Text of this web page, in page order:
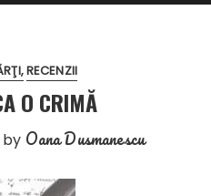
RECENZII
O CRIMĂ
by Oana Dusmanescu